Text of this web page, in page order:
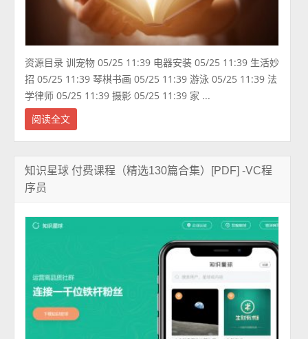
资源目录 训宠物 05/25 11:39 电器安装 05/25 11:39 生活妙
招 05/25 11:39 琴棋书画 05/25 11:39 游泳 05/25 11:39 法
学律师 05/25 11:39 摄影 05/25 11:39 家 ...
阅读全文
知识星球 付费课程（精选130篇合集）[PDF] -VC程
序员